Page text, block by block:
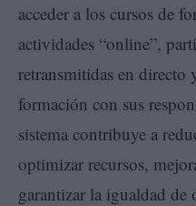
acceder a los cursos de
actividades “online”,
retransmitidas en
formación con sus
sistema contribuye a
optimizar recursos,
garantizar la igualdad de